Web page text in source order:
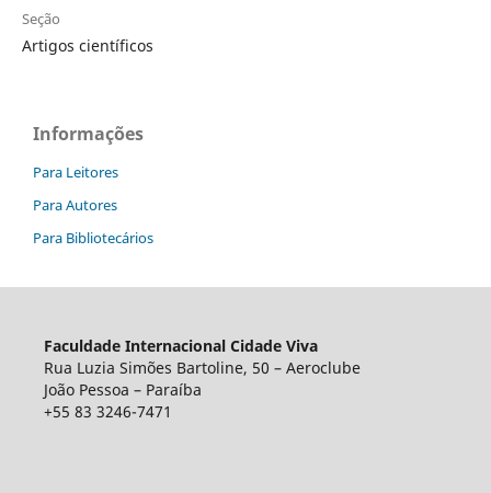
Seção
Artigos científicos
Informações
Para Leitores
Para Autores
Para Bibliotecários
Faculdade Internacional Cidade Viva
Rua Luzia Simões Bartoline, 50 – Aeroclube
João Pessoa – Paraíba
+55 83 3246-7471